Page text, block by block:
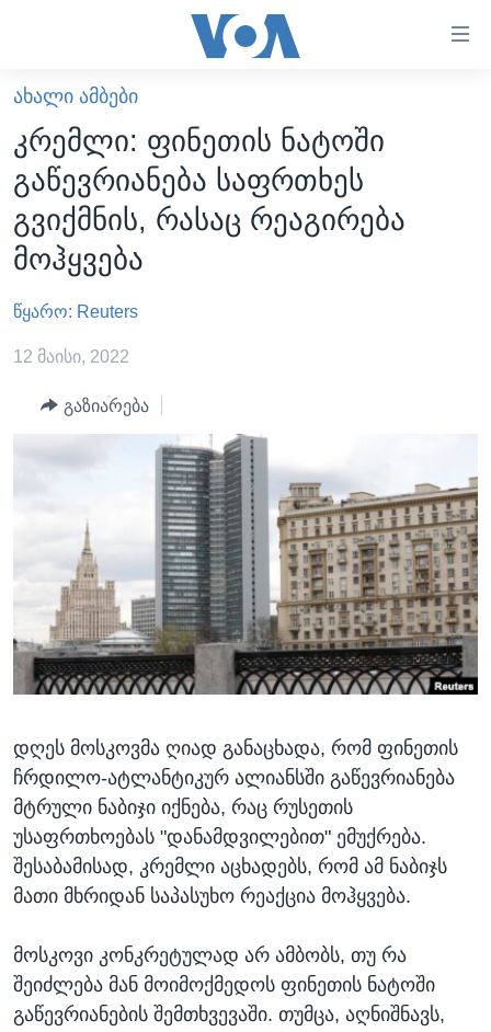
ხელმისაწვდომობისთვის
გადადით
მთავარზე
გადადით
მთავარ
ნავიგაციაზე
გადადით
ძიებაზე
ᲐᲮᲐᲚᲘ ᲐᲛᲑᲔᲑᲘ
ᲡᲐᲥᲐᲠᲗᲕᲔᲚᲝ
ᲐᲨᲨ
ᲐᲨᲨ-ᲘᲡ ᲐᲠᲩᲔᲕᲜᲔᲑᲘ 2024
ᲛᲡᲝᲤᲚᲘᲝ
ᲕᲘᲓᲔᲝᲔᲑᲘ
ᲒᲐᲓᲐᲪᲔᲛᲔᲑᲘ
ᲕᲐᲨᲘᲜᲒᲢᲝᲜᲘ ᲓᲦᲔᲡ
ᲮᲔᲓᲕᲐ ᲕᲐᲨᲘᲜᲒᲢᲝᲜᲘᲓᲐᲜ
ᲡᲢᲣᲓᲘᲐ ᲕᲐᲨᲘᲜᲒᲢᲝᲜᲘ
ᲡᲮᲕᲐ ᲡᲘᲐᲮᲚᲔᲔᲑᲘ
ᲞᲝᲚᲘᲢᲘᲙᲐ
ᲯᲐᲜᲛᲠᲗᲔᲚᲝᲑᲐ
ᲛᲔᲪᲜᲘᲔᲠᲔᲑᲐ
ᲘᲜᲢᲔᲠᲕᲘᲣ
ᲙᲣᲚᲢᲣᲠᲐ
ᲓᲔᲖᲘᲜᲤᲝᲠᲛᲐᲪᲘᲐ
ᲠᲣᲡᲔᲗᲘᲡ ᲨᲔᲭᲠᲐ ᲣᲙᲠᲐᲘᲜᲐᲨᲘ
Learning English
ᲗᲕᲐᲚᲘ ᲒᲕᲐᲓᲔᲕᲜᲔᲗ
ენები
ᲐᲮᲐᲚᲘ ᲐᲛᲑᲔᲑᲘ
კრემლი: ფინეთის ნატოში
გაწევრიანება საფრთხეს
გვიქმნის, რასაც რეაგირება
მოჰყვება
წყარო: Reuters
12 მაისი, 2022
გაზიარება
დღეს მოსკოვმა ღიად განაცხადა, რომ ფინეთის
ჩრდილო-ატლანტიკურ ალიანსში გაწევრიანება
მტრული ნაბიჯი იქნება, რაც რუსეთის
უსაფრთხოებას "დანამდვილებით" ემუქრება.
შესაბამისად, კრემლი აცხადებს, რომ ამ ნაბიჯს
მათი მხრიდან საპასუხო რეაქცია მოჰყვება.
მოსკოვი კონკრეტულად არ ამბობს, თუ რა
შეიძლება მან მოიმოქმედოს ფინეთის ნატოში
გაწევრიანების შემთხვევაში. თუმცა, აღნიშნავს,